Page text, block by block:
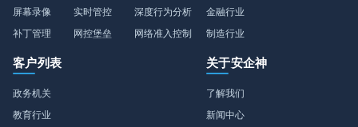
屏幕录像
补丁管理
实时管控
网控堡垒
深度行为分析
网络准入控制
金融行业
制造行业
客户列表
政务机关
教育行业
关于安企神
了解我们
新闻中心